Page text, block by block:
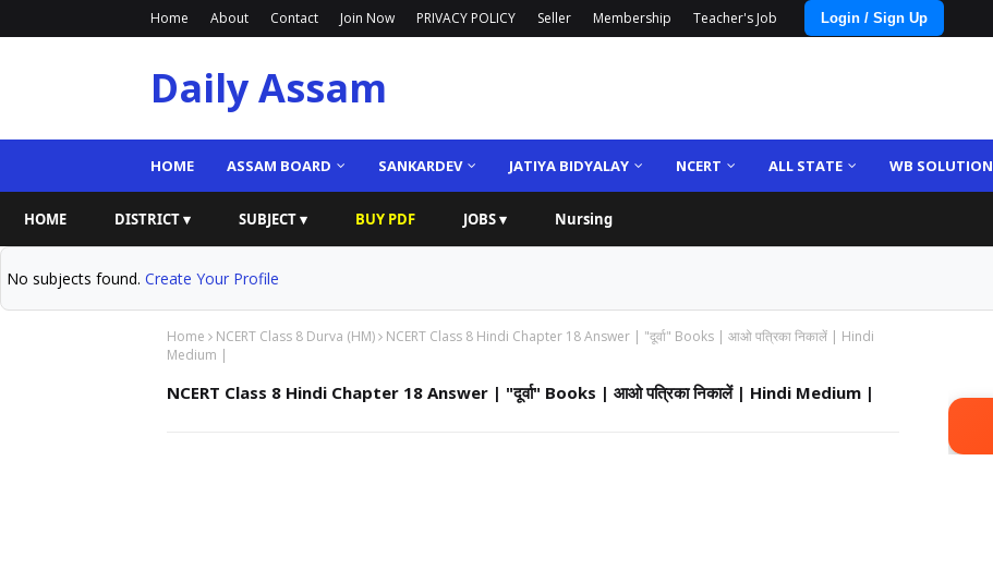
Home About Contact Join Now PRIVACY POLICY Seller Membership Teacher's Job Login / Sign Up
Daily Assam
HOME ASSAM BOARD SANKARDEV JATIYA BIDYALAY NCERT ALL STATE WB SOLUTION
HOME DISTRICT ▾ SUBJECT ▾ BUY PDF JOBS ▾ Nursing
No subjects found. Create Your Profile
Home NCERT Class 8 Durva (HM)
NCERT Class 8 Hindi Chapter 18 Answer | "दूर्वा" Books | आओ पत्रिका निकालें | Hindi
Medium |
NCERT Class 8 Hindi Chapter 18 Answer | "दूर्वा" Books | आओ पत्रिका निकालें | Hindi Medium |